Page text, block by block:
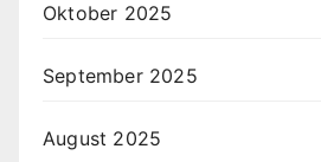
Oktober 2025
September 2025
August 2025